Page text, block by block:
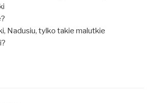
Nadusiu, tylko takie malutkie